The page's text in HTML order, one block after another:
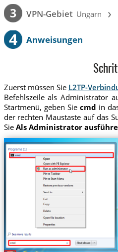
3 VPN-Gebiet Ungarn ›
4 Anweisungen
Zuerst müssen Sie L2TP-
Befehlszeile als Administrator
Startmenü, geben Sie cmd in
der rechten Maustaste auf das
Sie Als Administrator